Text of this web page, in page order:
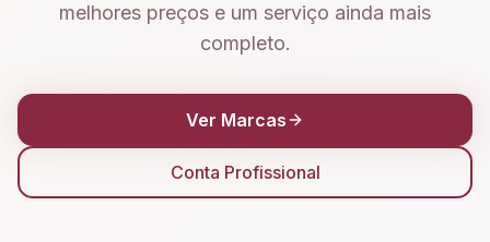
melhores preços e um serviço ainda mais
completo.
Ver Marcas
Conta Profissional